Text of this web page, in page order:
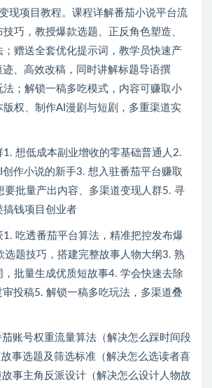
现项目教程。课程详解番茄小说平台流
巧，教授爆款选题、正反角色塑造、
；赠送全套优化提示词，教学员快速产
、高效改稿，同时讲解标题导语撰
法；解锁一稿多吃模式，内容可赚取小
权、制作AI漫剧与短剧，多重渠道实
1. 想低成本副业增收的零基础普通人2.
作小说的新手3. 想入驻番茄平台赚取
要批量产出内容、多渠道变现人群5. 寻
搞钱项目创业者
1. 吃透番茄平台算法，精准把控发布爆
选题技巧，搭建完整故事人物大纲3. 熟
，批量生成优质短故事4. 学会快速去除
投稿5. 解锁一稿多吃玩法，多渠道叠
账号权重流量算法（解决怎么踩时间段
事选题及筛选标准（解决怎么选读者喜
事主角反派设计（解决怎么设计人物故